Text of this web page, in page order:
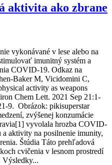
aktivita ako zbrane
vykonávané v lese alebo na
imunitný systém a
COVID-19. Odkaz na
Baker M, Vicidomini C,
activity as weapons
Chem Lett. 2021 Sep 21:1-
9. Obrázok: pikisuperstar
zvýšenej konzumácie
vyvolala hrozba COVID-
aktivity na posilnenie imunity,
Štúdia Táto prehľadová
cvičenia v lesnom prostredí
Výsledky...